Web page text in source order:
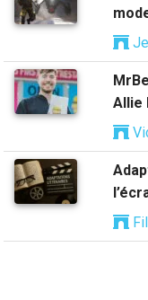
Allie